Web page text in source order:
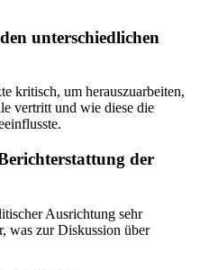
unterschiedlichen
kritisch, um herauszuarbeiten,
vertritt und wie diese die
der
Ausrichtung sehr
was zur Diskussion über